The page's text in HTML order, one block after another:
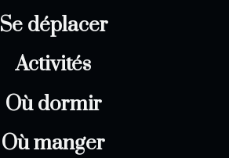
Se déplacer
Activités
Où dormir
Où manger